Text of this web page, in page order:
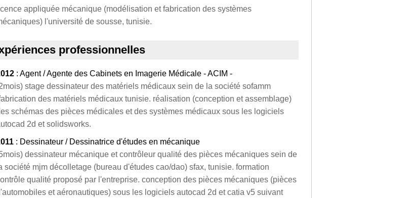
appliquée mécanique (modélisation et fabrication des systèmes
l'université de sousse, tunisie.
professionnelles
: Agent / Agente des Cabinets en Imagerie Médicale - ACIM -
stage dessinateur des matériels médicaux sein de la société sofamm
des matériels médicaux tunisie. réalisation (conception et assemblage)
schémas des pièces médicales et des systèmes médicaux sous les logiciels
2d et solidsworks.
: Dessinateur / Dessinatrice d'études en mécanique
dessinateur mécanique et contrôleur qualité des pièces mécaniques sein de
société mjm décolletage (bureau d'études cao/dao) sfax, tunisie. formation
qualité proposé par l'entreprise. conception des pièces mécaniques (pièces
et aéronautiques) sous les logiciels autocad 2d et catia v5 suivant